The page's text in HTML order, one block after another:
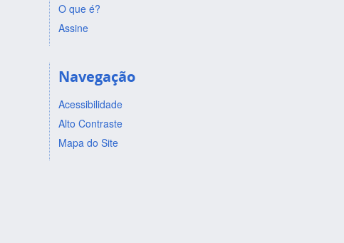
O que é?
Assine
Navegação
Acessibilidade
Alto Contraste
Mapa do Site